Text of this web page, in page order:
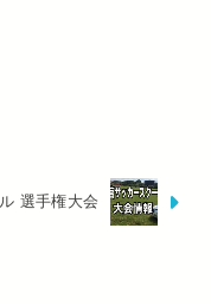
選手権大会